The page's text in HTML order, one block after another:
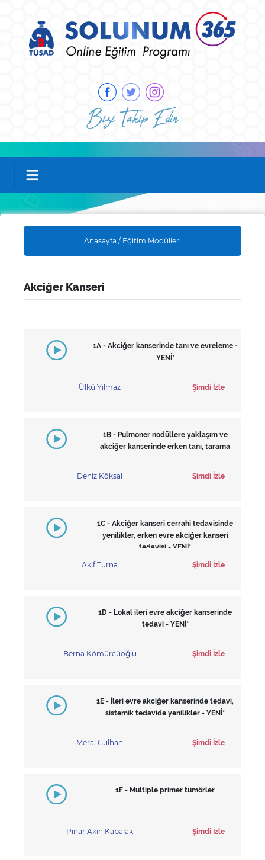
Bizi Takip Edin
Anasayfa / Eğitim Modülleri
Akciğer Kanseri
1A - Akciğer kanserinde tanı ve evreleme -
YENİ*
Ülkü Yılmaz Şimdi İzle
1B - Pulmoner nodüllere yaklaşım ve
akciğer kanserinde erken tanı, tarama
Deniz Köksal Şimdi İzle
1C - Akciğer kanseri cerrahi tedavisinde
yenilikler, erken evre akciğer kanseri
tedavisi - YENİ*
Akif Turna Şimdi İzle
1D - Lokal ileri evre akciğer kanserinde
tedavi - YENİ*
Berna Kömürcüoğlu Şimdi İzle
1E - İleri evre akciğer kanserinde tedavi,
sistemik tedavide yenilikler - YENİ*
Meral Gülhan Şimdi İzle
1F - Multiple primer tümörler
Pınar Akın Kabalak Şimdi İzle